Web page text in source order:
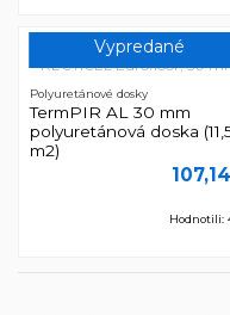
Vypredané
Polyuretánové dosky
TermPIR AL 30 mm
polyuretánová doska
m2)
Hodnotili: